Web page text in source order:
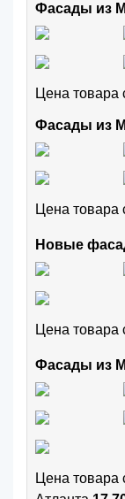
Фасады из
Цена
Фасады из
Цена
Новые
Цена
Фасады из
Цена